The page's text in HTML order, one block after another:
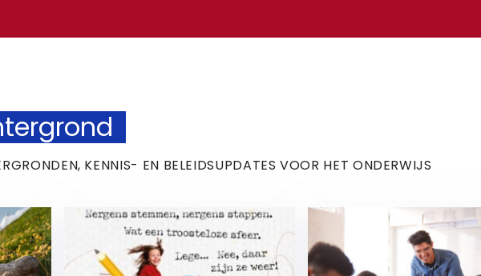
KENNIS- EN BELEIDSUPDATES VOOR HET ONDERWIJS